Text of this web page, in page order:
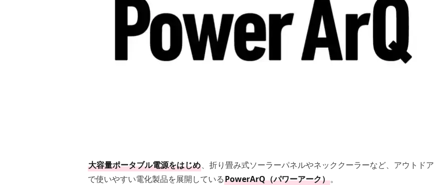
大容量ポータブル電源をはじめ、折り畳み式ソーラーパネルやネッククーラーなど、アウトドア
で使いやすい電化製品を展開しているPowerArQ（パワーアーク）。